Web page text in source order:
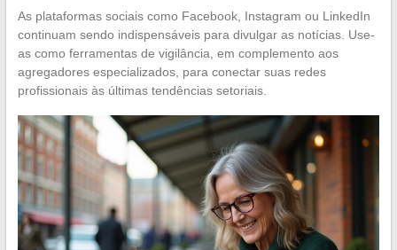
As plataformas sociais como Facebook, Instagram ou LinkedIn
continuam sendo indispensáveis para divulgar as notícias. Use-
as como ferramentas de vigilância, em complemento aos
agregadores especializados, para conectar suas redes
profissionais às últimas tendências setoriais.